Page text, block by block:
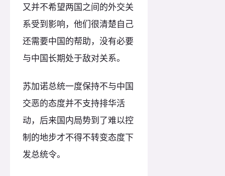
又并不希望两国之间的外交关
系受到影响，他们很清楚自己
还需要中国的帮助，没有必要
与中国长期处于敌对关系。
苏加诺总统一度保持不与中国
交恶的态度并不支持排华活
动，后来国内局势到了难以控
制的地步才不得不转变态度下
发总统令。